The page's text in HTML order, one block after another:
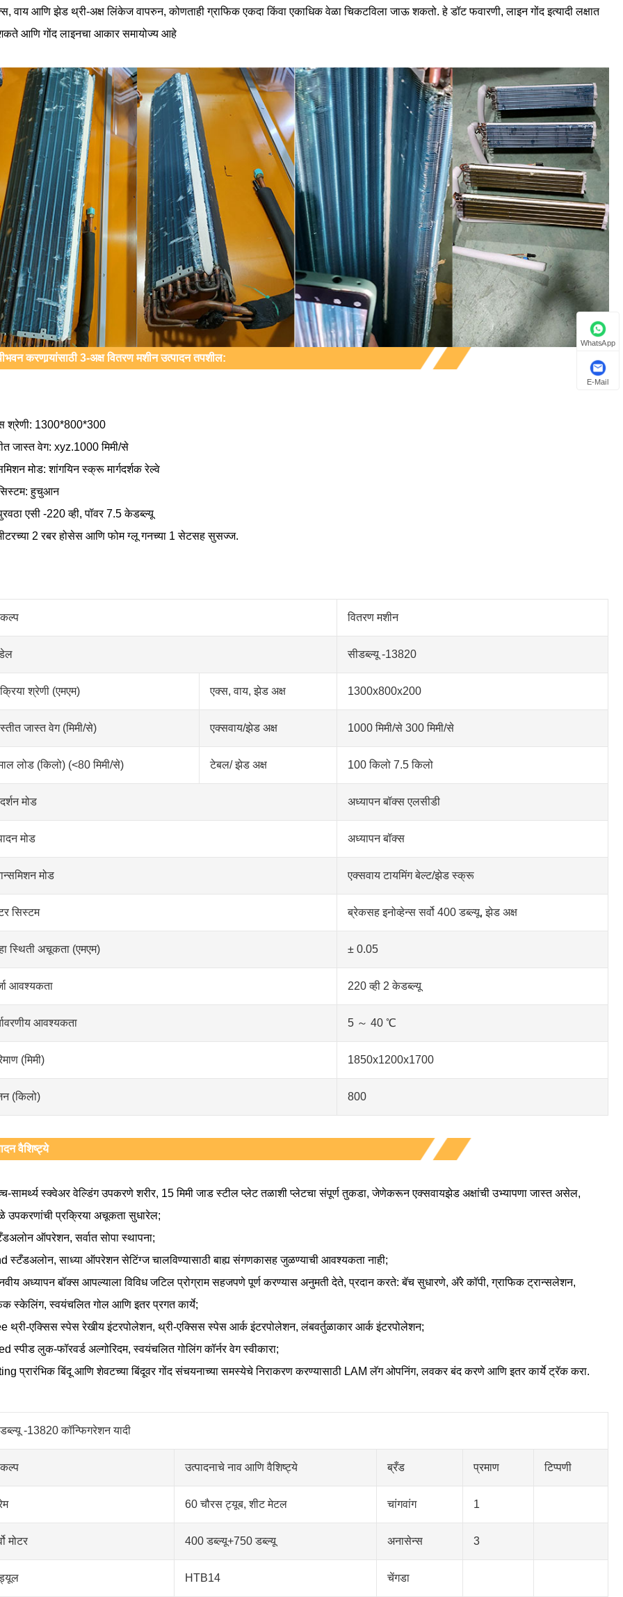
वाय आणि झेड थ्री-अक्ष लिंकेज वापरुन, कोणताही ग्राफिक एकदा किंवा एकाधिक वेळा चिकटविला जाऊ शकतो. हे डॉट फवारणी, लाइन गोंद इत्यादी लक्षात
आणि गोंद लाइनचा आकार समायोज्य आहे
करणार्‍यांसाठी 3-अक्ष वितरण मशीन उत्पादन तपशील:
श्रेणी: 1300*800*300
जास्त वेग: xyz.1000 मिमी/से
मोड: शांगयिन स्क्रू मार्गदर्शक रेल्वे
सिस्टम: हुचुआन
एसी -220 व्ही, पॉवर 7.5 केडब्ल्यू
2 रबर होसेस आणि फोम ग्लू गनच्या 1 सेटसह सुसज्ज.
वितरण मशीन
सीडब्ल्यू -13820
श्रेणी (एमएम) एक्स, वाय, झेड अक्ष 1300x800x200
जास्त वेग (मिमी/से) एक्सवाय/झेड अक्ष 1000 मिमी/से 300 मिमी/से
लोड (किलो) (<80 मिमी/से) टेबल/ झेड अक्ष 100 किलो 7.5 किलो
मोड अध्यापन बॉक्स एलसीडी
मोड अध्यापन बॉक्स
मोड एक्सवाय टायमिंग बेल्ट/झेड स्क्रू
सिस्टम ब्रेकसह इनोव्हेन्स सर्वो 400 डब्ल्यू, झेड अक्ष
स्थिती अचूकता (एमएम) ± 0.05
आवश्यकता 220 व्ही 2 केडब्ल्यू
आवश्यकता 5 ～ 40 ℃
(मिमी) 1850x1200x1700
(किलो) 800
वैशिष्ट्ये
सामर्थ्य स्क्वेअर वेल्डिंग उपकरणे शरीर, 15 मिमी जाड स्टील प्लेट तळाशी प्लेटचा संपूर्ण तुकडा, जेणेकरून एक्सवायझेड अक्षांची उभ्यापणा जास्त असेल,
उपकरणांची प्रक्रिया अचूकता सुधारेल;
ऑपरेशन, सर्वात सोपा स्थापना;
स्टँडअलोन, साध्या ऑपरेशन सेटिंग्ज चालविण्यासाठी बाह्य संगणकासह जुळण्याची आवश्यकता नाही;
अध्यापन बॉक्स आपल्याला विविध जटिल प्रोग्राम सहजपणे पूर्ण करण्यास अनुमती देते, प्रदान करते: बॅच सुधारणे, अ‍ॅरे कॉपी, ग्राफिक ट्रान्सलेशन,
स्केलिंग, स्वयंचलित गोल आणि इतर प्रगत कार्ये;
थ्री-एक्सिस स्पेस रेखीय इंटरपोलेशन, थ्री-एक्सिस स्पेस आर्क इंटरपोलेशन, लंबवर्तुळाकार आर्क इंटरपोलेशन;
​​स्पीड लुक-फॉरवर्ड अल्गोरिदम, स्वयंचलित गोलिंग कॉर्नर वेग स्वीकारा;
प्रारंभिक बिंदू आणि शेवटच्या बिंदूवर गोंद संचयनाच्या समस्येचे निराकरण करण्यासाठी LAM लॅग ओपनिंग, लवकर बंद करणे आणि इतर कार्ये ट्रॅक करा.
-13820 कॉन्फिगरेशन यादी
उत्पादनाचे नाव आणि वैशिष्ट्ये ब्रँड प्रमाण टिप्पणी
60 चौरस ट्यूब, शीट मेटल चांगवांग 1
मोटर 400 डब्ल्यू+750 डब्ल्यू अनासेन्स 3
HTB14 चेंगडा
WhatsApp
E-Mail